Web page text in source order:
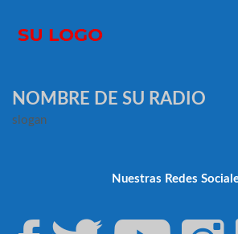
NOMBRE DE SU RADIO
slogan
Nuestras Redes